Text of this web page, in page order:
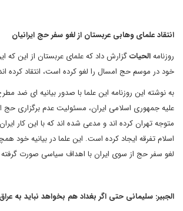
انتقاد علمای وهابی عربستان از لغو سفر حج ایرانیان
روزنامهالحیاتگزارش داد که علمای عربستان از این
خود در موسم حج امسال را لغو کرده است، انتقاد کرده
به نوشته این روزنامه این علما با صدور بیانیه ای ضد
علیه جمهوری اسلامی ایران، مسئولیت عدم برگزاری حج
متوجه تهران کرده اند و مدعی شده اند که با این کار
اسلام تفرقه ایجاد کرده است. این علما در بیانیه خود
لغو سفر حج از سوی ایران با اهداف سیاسی صورت
الجبیر: سلیمانی حتی اگر بغداد هم بخواهد نباید به